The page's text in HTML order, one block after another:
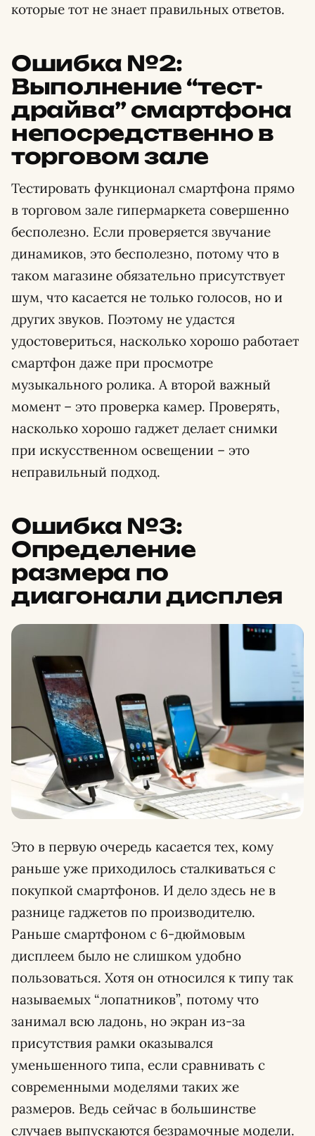
которые тот не знает правильных ответов.
Ошибка №2:
Выполнение “тест-
драйва” смартфона
непосредственно в
торговом зале
Тестировать функционал смартфона прямо
в торговом зале гипермаркета совершенно
бесполезно. Если проверяется звучание
динамиков, это бесполезно, потому что в
таком магазине обязательно присутствует
шум, что касается не только голосов, но и
других звуков. Поэтому не удастся
удостовериться, насколько хорошо работает
смартфон даже при просмотре
музыкального ролика. А второй важный
момент – это проверка камер. Проверять,
насколько хорошо гаджет делает снимки
при искусственном освещении – это
неправильный подход.
Ошибка №3:
Определение
размера по
диагонали дисплея
Это в первую очередь касается тех, кому
раньше уже приходилось сталкиваться с
покупкой смартфонов. И дело здесь не в
разнице гаджетов по производителю.
Раньше смартфоном с 6-дюймовым
дисплеем было не слишком удобно
пользоваться. Хотя он относился к типу так
называемых “лопатников”, потому что
занимал всю ладонь, но экран из-за
присутствия рамки оказывался
уменьшенного типа, если сравнивать с
современными моделями таких же
размеров. Ведь сейчас в большинстве
случаев выпускаются безрамочные модели.